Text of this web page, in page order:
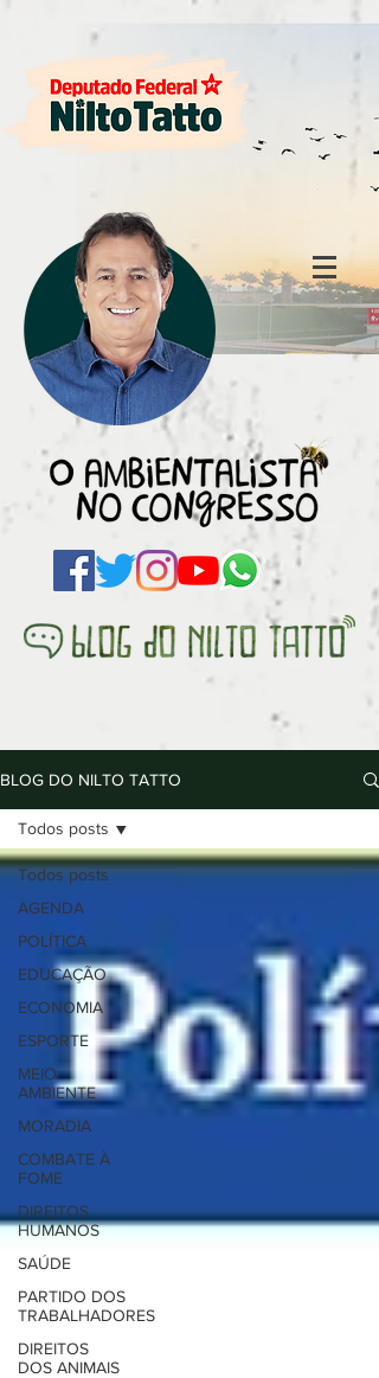
BLOG DO NILTO TATTO
Todos posts
AGENDA
POLÍTICA
EDUCAÇÃO
ECONOMIA
ESPORTE
MEIO
AMBIENTE
MORADIA
COMBATE À
FOME
DIREITOS
HUMANOS
SAÚDE
PARTIDO DOS
TRABALHADORES
DIREITOS
DOS ANIMAIS
Todos posts